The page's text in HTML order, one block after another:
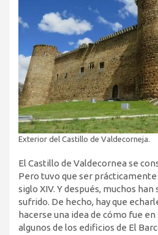
Exterior del Castillo de Valdecorneja.
El Castillo de Valdecornea se
Pero tuvo que ser
siglo XIV. Y después, muchos
sufrido. De hecho, hay que
hacerse una idea de cómo fue
algunos de los edificios de El